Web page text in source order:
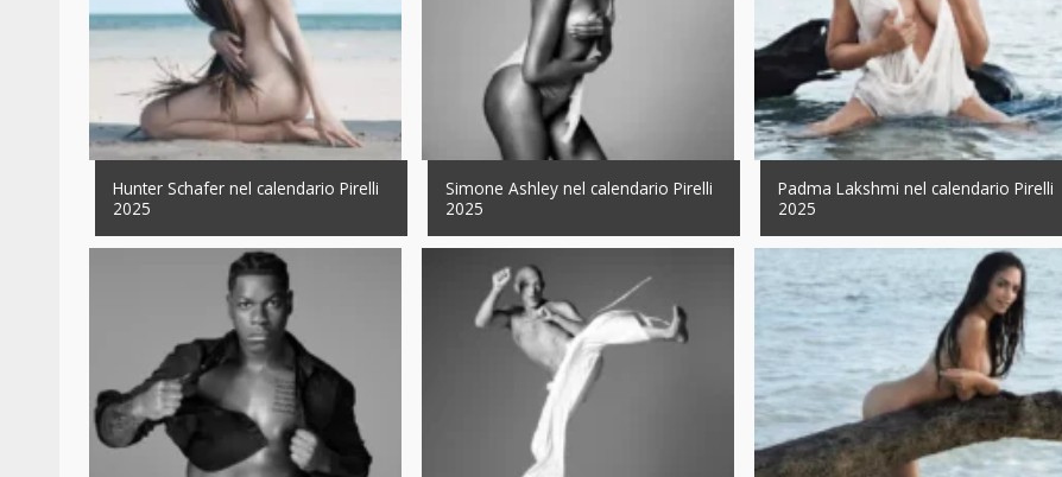
Hunter Schafer nel calendario Pirelli
2025
Simone Ashley nel calendario Pirelli
2025
Padma Lakshmi nel calendario Pirelli
2025